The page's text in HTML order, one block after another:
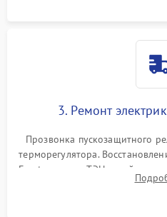
3. Ремонт
Прозвонка пускозащитного
терморегулятора.
Frost, включая ТЭН оттайки и
платы управления